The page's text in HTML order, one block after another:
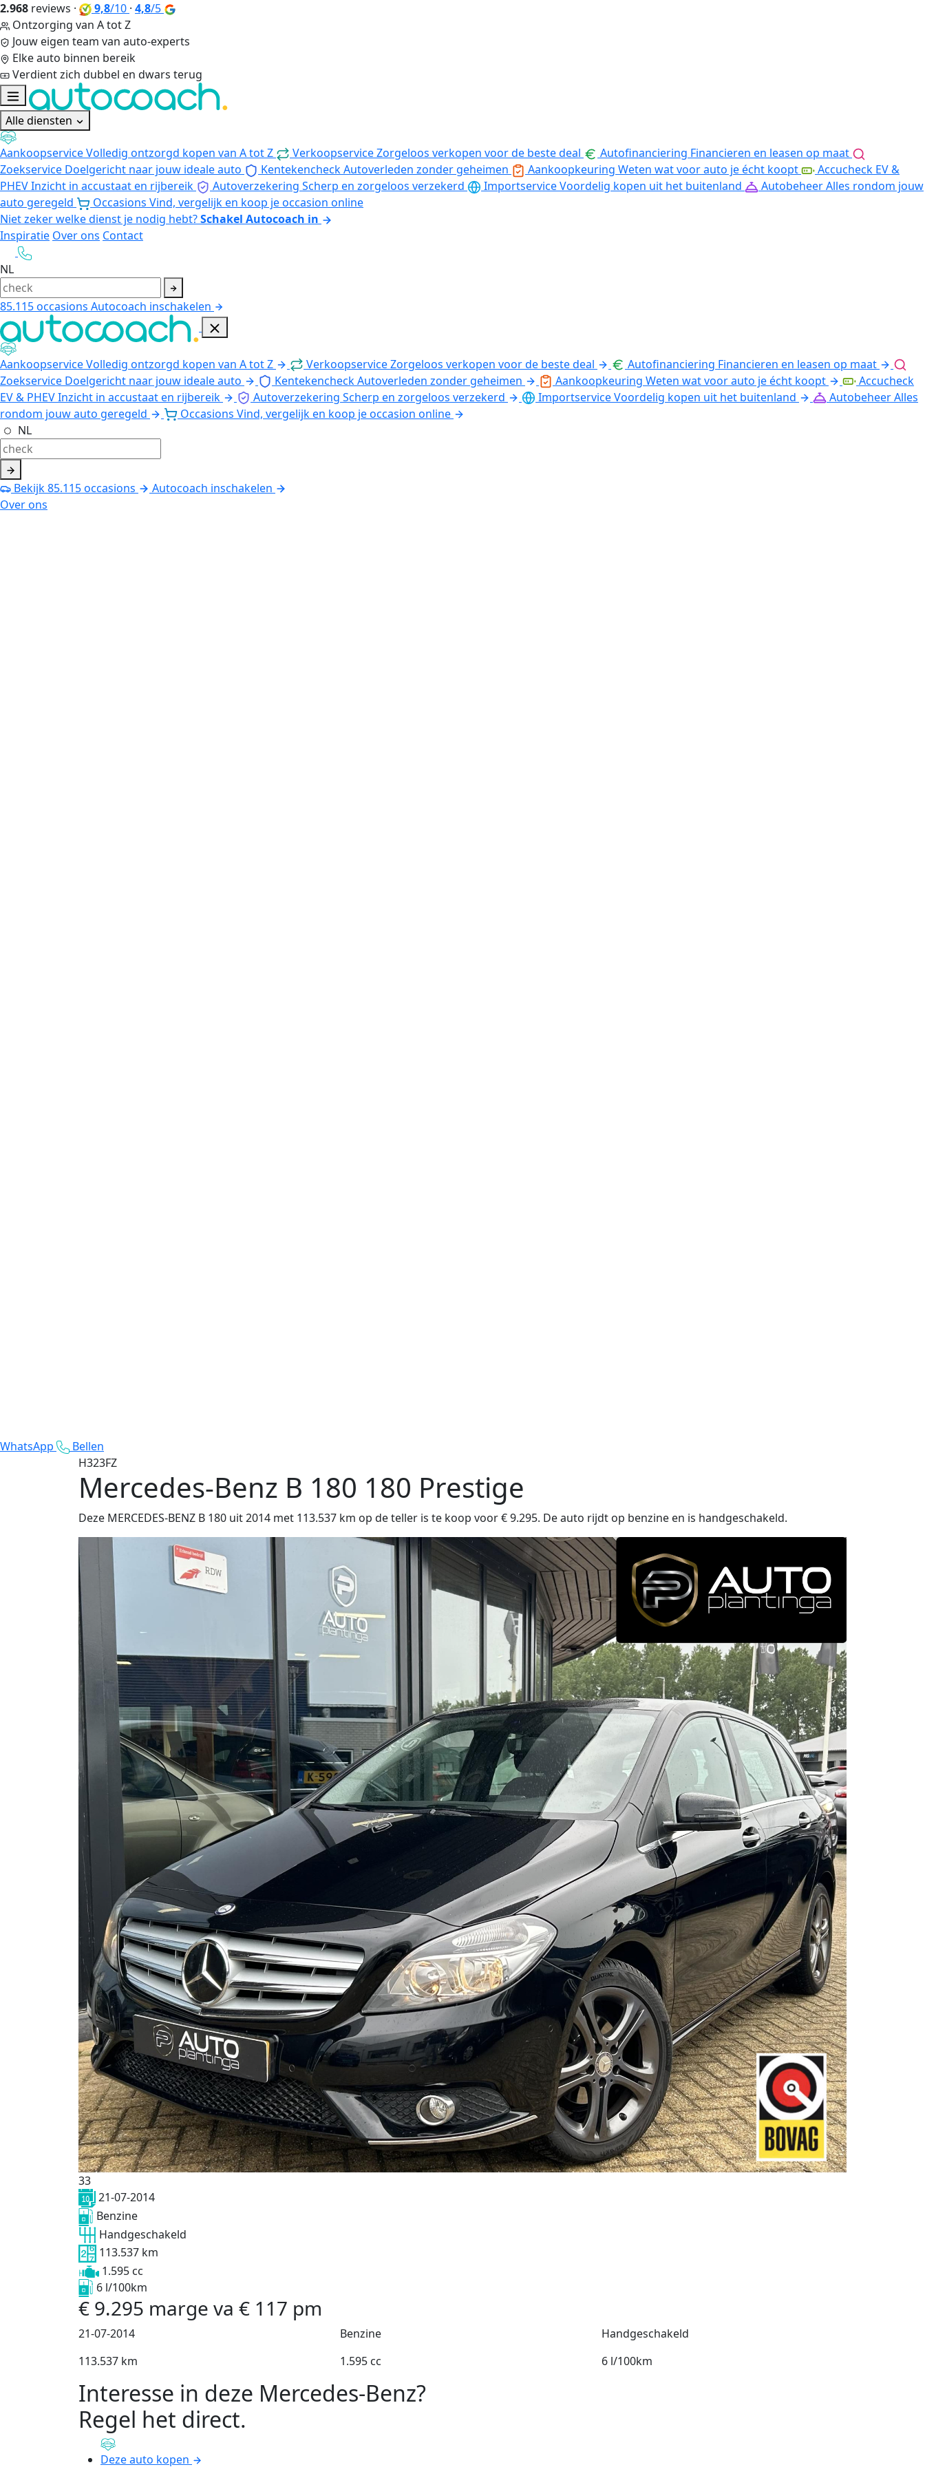
2.968 reviews · 9,8/10 · 4,8/5
Ontzorging van A tot Z
Jouw eigen team van auto-experts
Elke auto binnen bereik
Verdient zich dubbel en dwars terug
Alle diensten
AankoopserviceVolledig ontzorgd kopen van A tot Z VerkoopserviceZorgeloos verkopen voor de beste deal Autofinanciering Financieren en leasen op maat
Zoekservice Doelgericht naar jouw ideale auto KentekencheckAutoverleden zonder geheimen Aankoopkeuring Weten wat voor auto je écht koopt
Accucheck EV &
PHEVInzicht in accustaat en rijbereik Autoverzekering Scherp en zorgeloos verzekerd ImportserviceVoordelig kopen uit het buitenland AutobeheerAlles rondom jouw
auto geregeld
Occasions Vind, vergelijk en koop je occasion online
Niet zeker welke dienst je nodig hebt?Schakel Autocoach in
Inspiratie Over ons Contact
NL
85.115occasions Autocoach inschakelen
AankoopserviceVolledig ontzorgd kopen van A tot Z VerkoopserviceZorgeloos verkopen voor de beste deal Autofinanciering Financieren en leasen op maat
Zoekservice Doelgericht naar jouw ideale auto KentekencheckAutoverleden zonder geheimen Aankoopkeuring Weten wat voor auto je écht koopt
Accucheck
EV & PHEVInzicht in accustaat en rijbereik Autoverzekering Scherp en zorgeloos verzekerd ImportserviceVoordelig kopen uit het buitenland AutobeheerAlles
rondom jouw auto geregeld
Occasions Vind, vergelijk en koop je occasion online
NL
Bekijk85.115occasions
Autocoach inschakelen
Over ons
WhatsApp
Bellen
H323FZ
Mercedes-Benz B 180 180 Prestige
Deze MERCEDES-BENZ B 180 uit 2014 met 113.537 km op de teller is te koop voor € 9.295. De auto rijdt op benzine en is handgeschakeld.
33
21-07-2014
Benzine
Handgeschakeld
113.537 km
1.595 cc
6 l/100km
€ 9.295 marge va € 117 pm
21-07-2014 Benzine
Handgeschakeld
113.537 km
1.595 cc 6 l/100km
Interesse in deze Mercedes-Benz?
Regel het direct.
Deze auto kopen